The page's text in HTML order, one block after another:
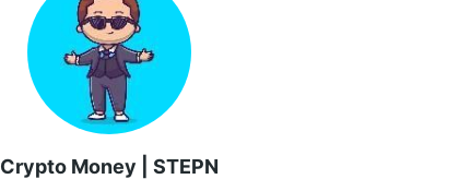
Crypto Money | STEPN